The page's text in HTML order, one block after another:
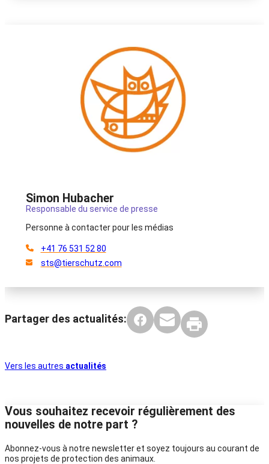
Simon Hubacher
Responsable du service de presse
Personne à contacter pour les médias
+41 76 531 52 80
sts@tierschutz.com
Partager des actualités:
Vers les autres actualités
Vous souhaitez recevoir régulièrement des
nouvelles de notre part ?
Abonnez-vous à notre newsletter et soyez toujours au courant de
nos projets de protection des animaux.